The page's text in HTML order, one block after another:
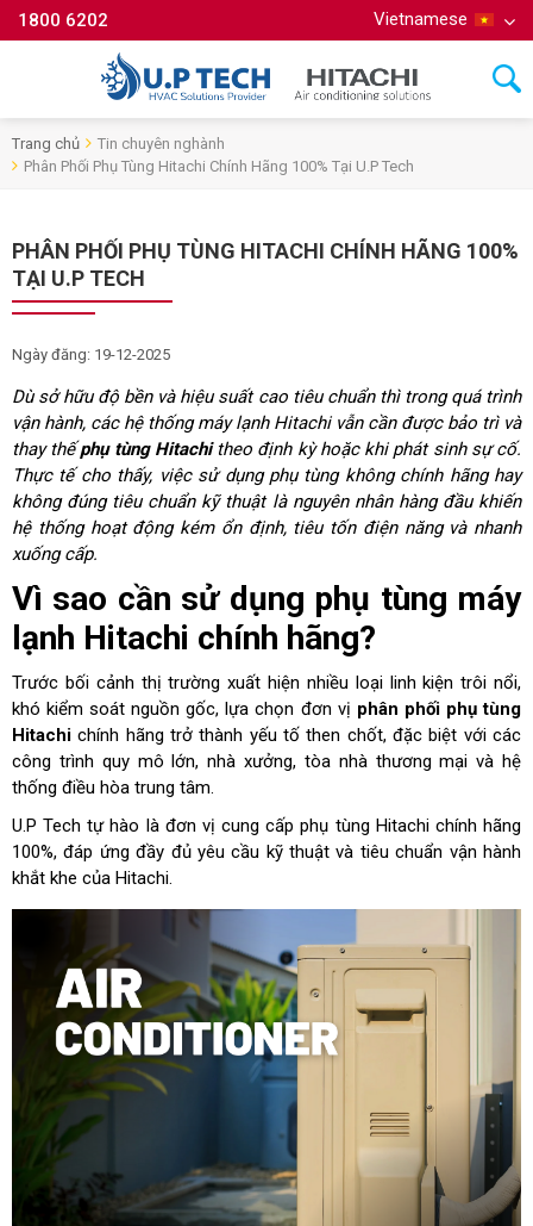
1800 6202 Vietnamese
Trang chủ
Tin chuyên nghành
Phân Phối Phụ Tùng Hitachi Chính Hãng 100% Tại U.P Tech
PHÂN PHỐI PHỤ TÙNG HITACHI CHÍNH HÃNG 100%
TẠI U.P TECH
Ngày đăng: 19-12-2025
Dù sở hữu độ bền và hiệu suất cao tiêu chuẩn thì trong quá trình
vận hành, các hệ thống máy lạnh Hitachi vẫn cần được bảo trì và
thay thếphụ tùng Hitachitheo định kỳ hoặc khi phát sinh sự cố.
Thực tế cho thấy, việc sử dụng phụ tùng không chính hãng hay
không đúng tiêu chuẩn kỹ thuật là nguyên nhân hàng đầu khiến
hệ thống hoạt động kém ổn định, tiêu tốn điện năng và nhanh
xuống cấp.
Vì sao cần sử dụng phụ tùng máy
lạnh Hitachi chính hãng?
Trước bối cảnh thị trường xuất hiện nhiều loại linh kiện trôi nổi,
khó kiểm soát nguồn gốc, lựa chọn đơn vị phân phối phụ tùng
Hitachi chính hãng trở thành yếu tố then chốt, đặc biệt với các
công trình quy mô lớn, nhà xưởng, tòa nhà thương mại và hệ
thống điều hòa trung tâm.
U.P Tech tự hào là đơn vị cung cấp phụ tùng Hitachi chính hãng
100%, đáp ứng đầy đủ yêu cầu kỹ thuật và tiêu chuẩn vận hành
khắt khe của Hitachi.